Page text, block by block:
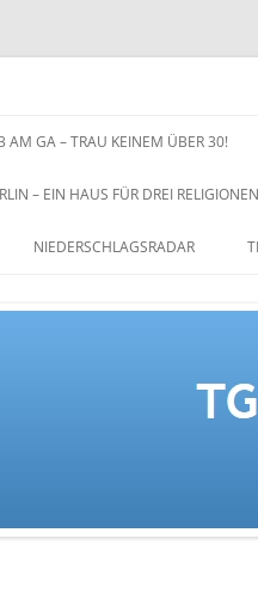
AM GA – TRAU KEINEM ÜBER 30!
– EIN HAUS FÜR DREI RELIGIONEN
NIEDERSCHLAGSRADAR